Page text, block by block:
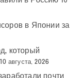
в Японии за
который
10 августа, 2026